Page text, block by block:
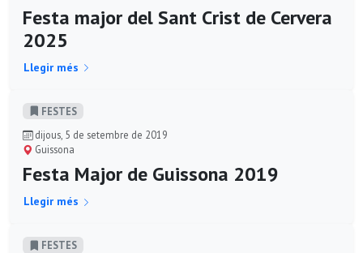
Festa major del Sant Crist de Cervera
2025
Llegir més
FESTES
dijous, 5 de setembre de 2019
Guissona
Festa Major de Guissona 2019
Llegir més
FESTES